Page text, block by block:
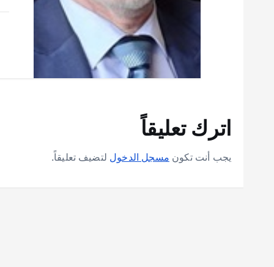
اترك تعليقاً
يجب أنت تكون مسجل الدخول لتضيف تعليقاً.